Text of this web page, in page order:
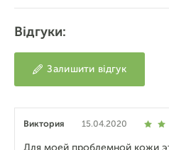
Відгуки:
Залишити відгук
Виктория 15.04.2020